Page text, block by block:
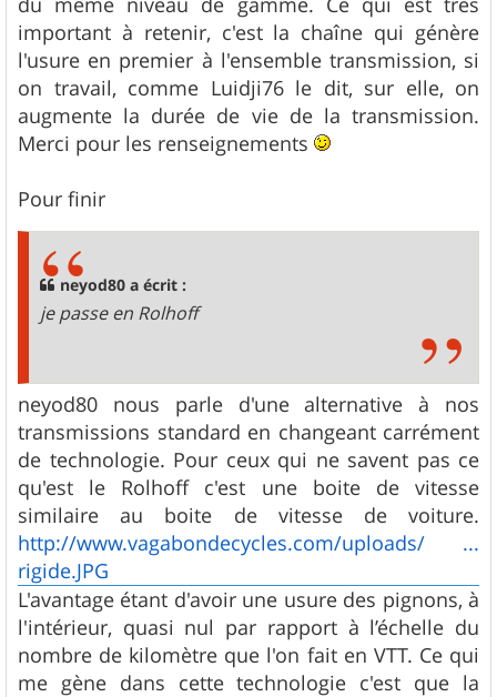
important à retenir, c'est la chaîne qui génère
l'usure en premier à l'ensemble transmission, si
on travail, comme Luidji76 le dit, sur elle, on
augmente la durée de vie de la transmission.
Merci pour les renseignements
Pour finir
neyod80 a écrit :
je passe en Rolhoff
neyod80 nous parle d'une alternative à nos
transmissions standard en changeant carrément
de technologie. Pour ceux qui ne savent pas ce
qu'est le Rolhoff c'est une boite de vitesse
similaire au boite de vitesse de voiture.
http://www.vagabondecycles.com/uploads/ ...
rigide.JPG
L'avantage étant d'avoir une usure des pignons, à
l'intérieur, quasi nul par rapport à l’échelle du
nombre de kilomètre que l'on fait en VTT. Ce qui
me gène dans cette technologie c'est que la